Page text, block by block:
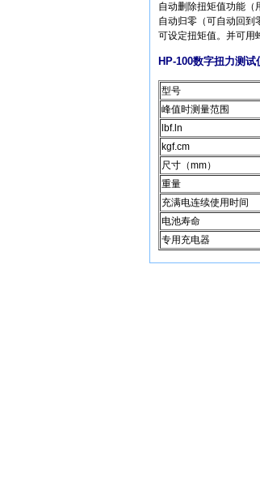
自动删除扭矩值功能（
自动归零（可自动回到
可设定扭矩值。并可用
HP-100数字扭力测
型号
峰值时测量范围
lbf.ln
kgf.cm
尺寸（mm）
重量
充满电连续使用时间
电池寿命
专用充电器